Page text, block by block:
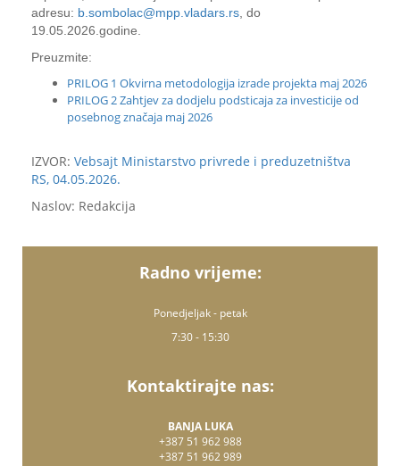
adresu: b.sombolac@mpp.vladars.rs , do
19.05.2026.godine.
Preuzmite:
PRILOG 1 Okvirna metodologija izrade projekta maj 2026
PRILOG 2 Zahtjev za dodjelu podsticaja za investicije od
posebnog značaja maj 2026
IZVOR: Vebsajt Ministarstvo privrede i preduzetništva
RS, 04.05.2026.
Naslov: Redakcija
Radno vrijeme:
Ponedjeljak - petak
7:30 - 15:30
Kontaktirajte nas:
BANJA LUKA
+387 51 962 988
+387 51 962 989